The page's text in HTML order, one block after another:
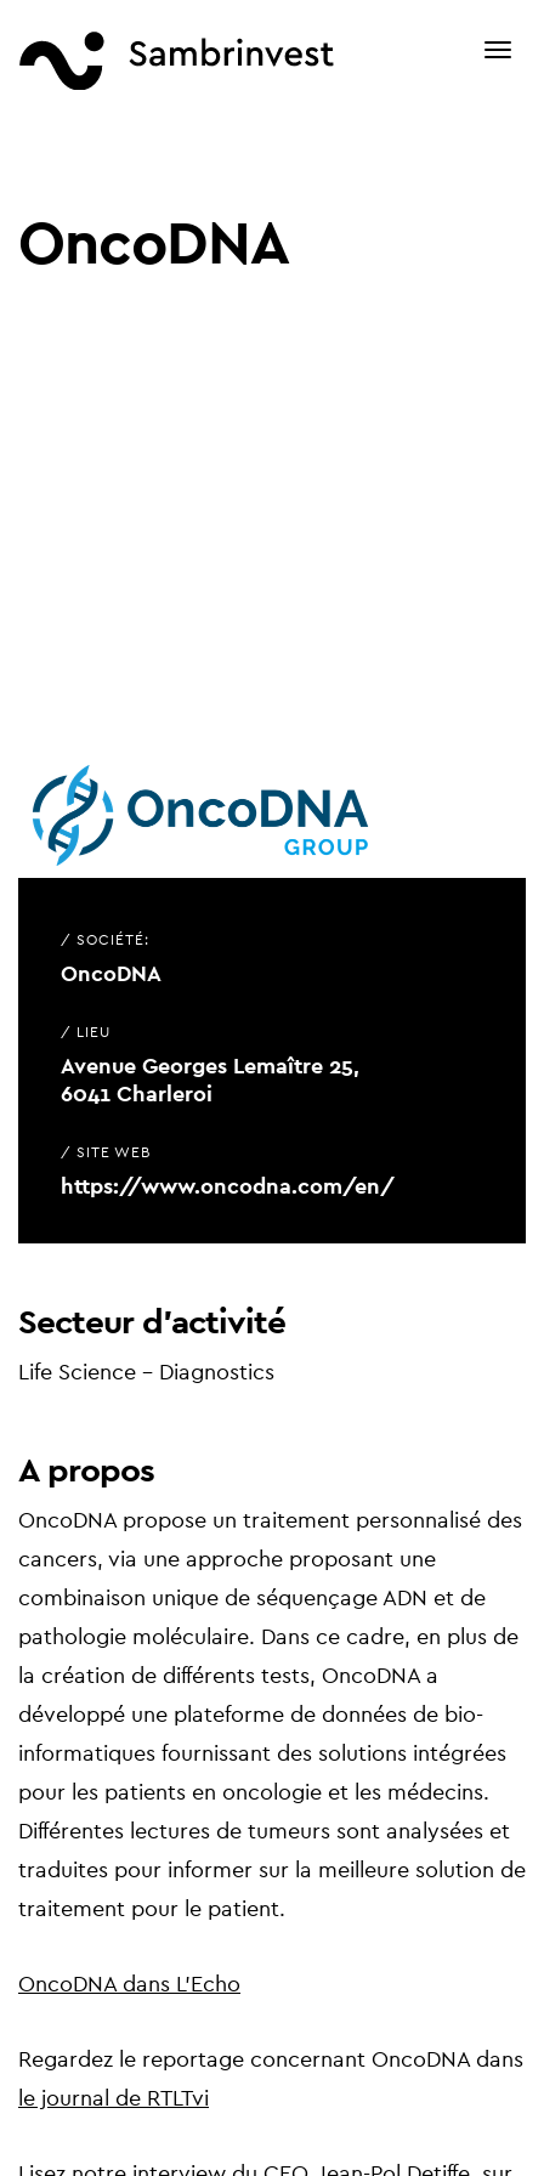
OncoDNA
/ SOCIÉTÉ:
OncoDNA
/ LIEU
Avenue Georges Lemaître 25,
6041 Charleroi
/ SITE WEB
https://www.oncodna.com/en/
Secteur d'activité
Life Science - Diagnostics
A propos
OncoDNA propose un traitement personnalisé des
cancers, via une approche proposant une
combinaison unique de séquençage ADN et de
pathologie moléculaire. Dans ce cadre, en plus de
la création de différents tests, OncoDNA a
développé une plateforme de données de bio-
informatiques fournissant des solutions intégrées
pour les patients en oncologie et les médecins.
Différentes lectures de tumeurs sont analysées et
traduites pour informer sur la meilleure solution de
traitement pour le patient.
OncoDNA dans L'Echo
Regardez le reportage concernant OncoDNA dans
le journal de RTLTvi